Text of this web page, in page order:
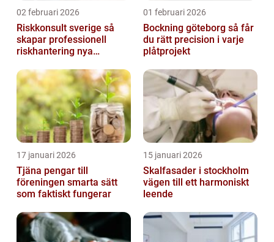
02 februari 2026
Riskkonsult sverige så
skapar professionell
riskhantering nya
01 februari 2026
Bockning göteborg så får
du rätt precision i varje
plåtprojekt
17 januari 2026
Tjäna pengar till
föreningen smarta sätt
som faktiskt fungerar
15 januari 2026
Skalfasader i stockholm
vägen till ett harmoniskt
leende